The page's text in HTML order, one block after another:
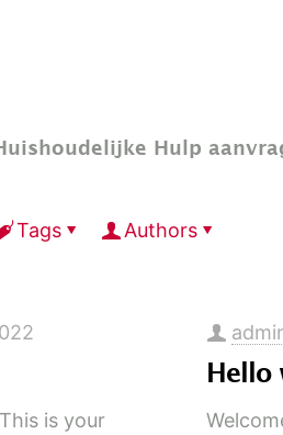
Hulp
Tags Authors
is your
Hello